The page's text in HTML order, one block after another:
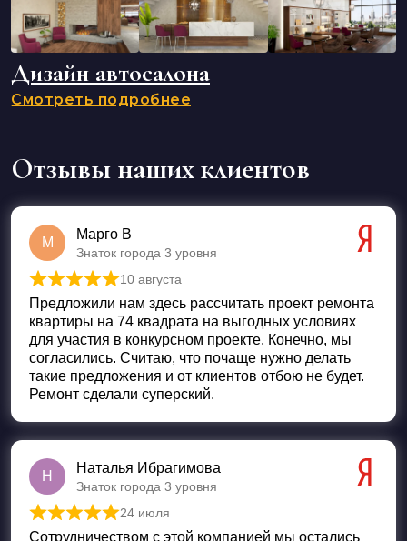
Дизайн автосалона
Смотреть подробнее
Отзывы наших клиентов
М
Марго В
Знаток города 3 уровня
Оценка из 5
10 августа
Предложили нам здесь рассчитать проект ремонта
квартиры на 74 квадрата на выгодных условиях
для участия в конкурсном проекте. Конечно, мы
согласились. Считаю, что почаще нужно делать
такие предложения и от клиентов отбою не будет.
Ремонт сделали суперский.
Н
Наталья Ибрагимова
Знаток города 3 уровня
Оценка
24 июля
Сотрудничеством с этой компанией мы остались